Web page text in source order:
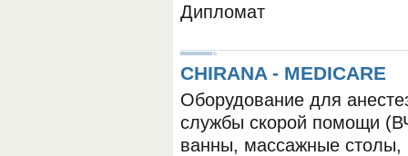
Дипломат
CHIRANA - MEDICARE
Оборудование для
службы скорой помощи
ванны, массажные столы,